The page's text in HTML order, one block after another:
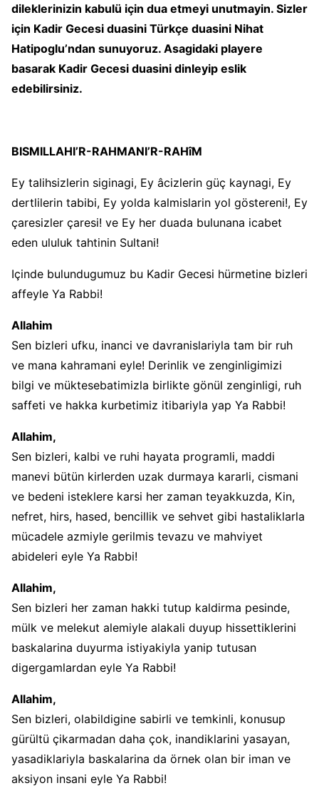
dileklerinizin kabulü için dua etmeyi unutmayin. Sizler
için Kadir Gecesi duasini Türkçe duasini Nihat
Hatipoglu’ndan sunuyoruz. Asagidaki playere
basarak Kadir Gecesi duasini dinleyip eslik
edebilirsiniz.
BISMILLAHI’R-RAHMANI’R-RAHîM
Ey talihsizlerin siginagi, Ey âcizlerin güç kaynagi, Ey
dertlilerin tabibi, Ey yolda kalmislarin yol göstereni!, Ey
çaresizler çaresi! ve Ey her duada bulunana icabet
eden ululuk tahtinin Sultani!
Içinde bulundugumuz bu Kadir Gecesi hürmetine bizleri
affeyle Ya Rabbi!
Allahim
Sen bizleri ufku, inanci ve davranislariyla tam bir ruh
ve mana kahramani eyle! Derinlik ve zenginligimizi
bilgi ve müktesebatimizla birlikte gönül zenginligi, ruh
saffeti ve hakka kurbetimiz itibariyla yap Ya Rabbi!
Allahim,
Sen bizleri, kalbi ve ruhi hayata programli, maddi
manevi bütün kirlerden uzak durmaya kararli, cismani
ve bedeni isteklere karsi her zaman teyakkuzda, Kin,
nefret, hirs, hased, bencillik ve sehvet gibi hastaliklarla
mücadele azmiyle gerilmis tevazu ve mahviyet
abideleri eyle Ya Rabbi!
Allahim,
Sen bizleri her zaman hakki tutup kaldirma pesinde,
mülk ve melekut alemiyle alakali duyup hissettiklerini
baskalarina duyurma istiyakiyla yanip tutusan
digergamlardan eyle Ya Rabbi!
Allahim,
Sen bizleri, olabildigine sabirli ve temkinli, konusup
gürültü çikarmadan daha çok, inandiklarini yasayan,
yasadiklariyla baskalarina da örnek olan bir iman ve
aksiyon insani eyle Ya Rabbi!